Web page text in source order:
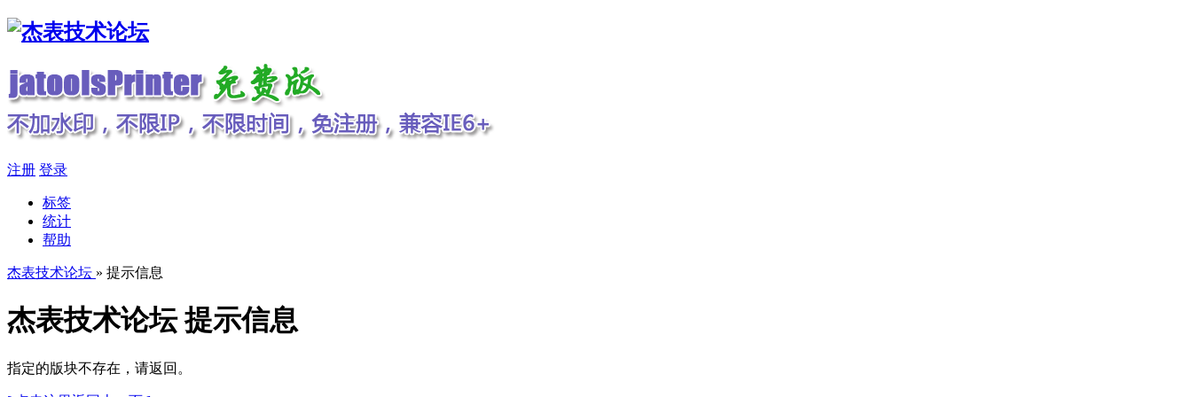
注册 登录
标签
统计
帮助
杰表技术论坛 » 提示信息
杰表技术论坛 提示信息
指定的版块不存在，请返回。